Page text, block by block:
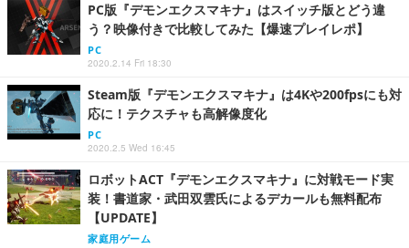
PC版『デモンエクスマキナ』はスイッチ版とどう違
う？映像付きで比較してみた【爆速プレイレポ】
PC
2020.2.14 Fri 18:30
Steam版『デモンエクスマキナ』は4Kや200fpsにも対
応に！テクスチャも高解像度化
PC
2020.2.5 Wed 16:45
ロボットACT『デモンエクスマキナ』に対戦モード実
装！書道家・武田双雲氏によるデカールも無料配布
【UPDATE】
家庭用ゲーム